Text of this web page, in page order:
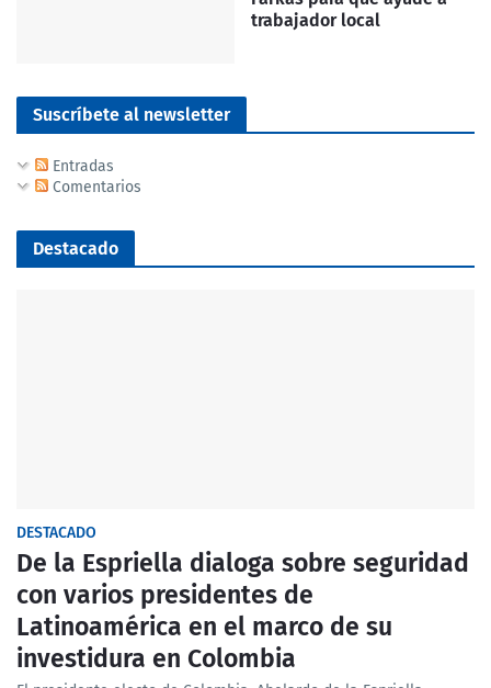
trabajador local
Suscríbete al newsletter
Entradas
Comentarios
Destacado
DESTACADO
De la Espriella dialoga sobre seguridad
con varios presidentes de
Latinoamérica en el marco de su
investidura en Colombia